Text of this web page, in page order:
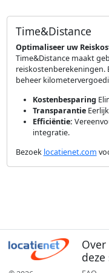
Time&Distance
Optimaliseer uw
Time&Distance maakt
reiskostenberekeningen.
beheer
Kostenbesparing
Transparantie
Efficiëntie:
integratie.
Bezoek locatienet.com
Over
deze